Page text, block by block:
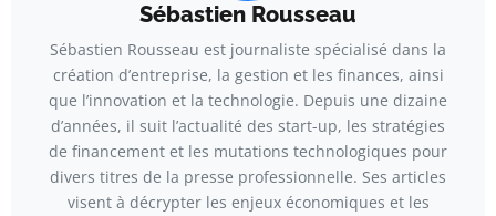
Sébastien Rousseau
Sébastien Rousseau est journaliste spécialisé dans la
création d’entreprise, la gestion et les finances, ainsi
que l’innovation et la technologie. Depuis une dizaine
d’années, il suit l’actualité des start-up, les stratégies
de financement et les mutations technologiques pour
divers titres de la presse professionnelle. Ses articles
visent à décrypter les enjeux économiques et les